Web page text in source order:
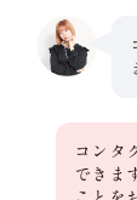
コンタ
できま